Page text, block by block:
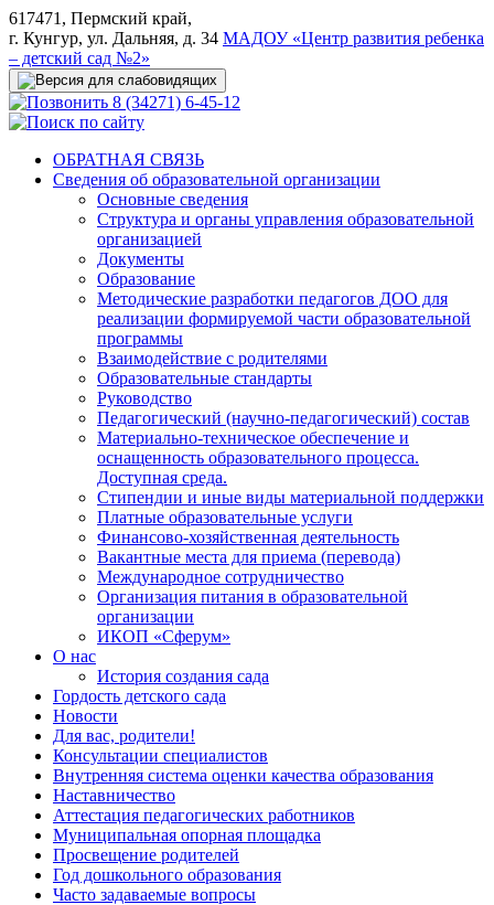
617471, Пермский край,
г. Кунгур, ул. Дальняя, д. 34 МАДОУ «Центр развития ребенка
– детский сад №2»
8 (34271) 6-45-12
ОБРАТНАЯ СВЯЗЬ
Сведения об образовательной организации
Основные сведения
Структура и органы управления образовательной
организацией
Документы
Образование
Методические разработки педагогов ДОО для
реализации формируемой части образовательной
программы
Взаимодействие с родителями
Образовательные стандарты
Руководство
Педагогический (научно-педагогический) состав
Материально-техническое обеспечение и
оснащенность образовательного процесса.
Доступная среда.
Стипендии и иные виды материальной поддержки
Платные образовательные услуги
Финансово-хозяйственная деятельность
Вакантные места для приема (перевода)
Международное сотрудничество
Организация питания в образовательной
организации
ИКОП «Сферум»
О нас
История создания сада
Гордость детского сада
Новости
Для вас, родители!
Консультации специалистов
Внутренняя система оценки качества образования
Наставничество
Аттестация педагогических работников
Муниципальная опорная площадка
Просвещение родителей
Год дошкольного образования
Часто задаваемые вопросы